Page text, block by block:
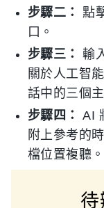
步驟二：
點
口。
步驟三：
輸
關於人工智
話中的三個
步驟四：
AI
附上參考的
檔位置複聽。